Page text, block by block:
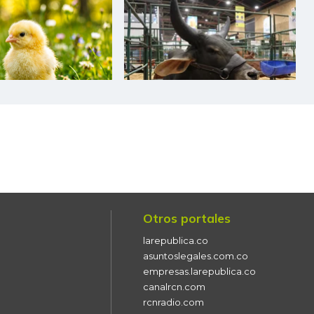
$ 960,00 +$ 50,00 +5,49%
$ 2.787,00 +$ 167,00 +6,37%
$ 2.647,00 +$ 187,00 +7,60%
-$ 2.500,00
-$ 111,00
-$ 150,00
Otros portales
larepublica.co
asuntoslegales.com.co
empresas.larepublica.co
canalrcn.com
rcnradio.com